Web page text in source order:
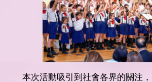
本次活動吸引到社會各界的關注